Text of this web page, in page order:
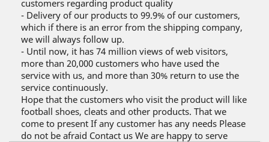
customers regarding product quality
- Delivery of our products to 99.9% of our customers,
which if there is an error from the shipping company,
we will always follow up.
- Until now, it has 74 million views of web visitors,
more than 20,000 customers who have used the
service with us, and more than 30% return to use the
service continuously.
Hope that the customers who visit the product will like
football shoes, cleats and other products. That we
come to present If any customer has any needs Please
do not be afraid Contact us We are happy to serve